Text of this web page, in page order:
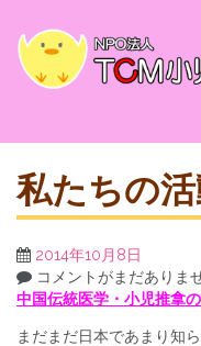
私たちの
2014年10月8日
コメントがまだありま
中国伝統医学・小児推拿
まだまだ日本であまり知